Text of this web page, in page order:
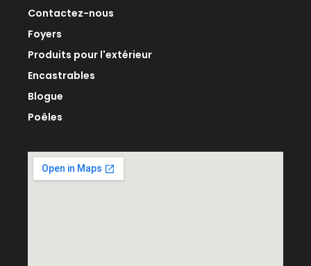
Contactez-nous
Foyers
Produits pour l'extérieur
Encastrables
Blogue
Poêles